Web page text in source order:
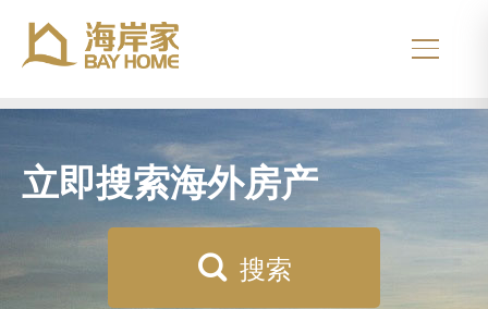
立即搜索海外房产
搜索